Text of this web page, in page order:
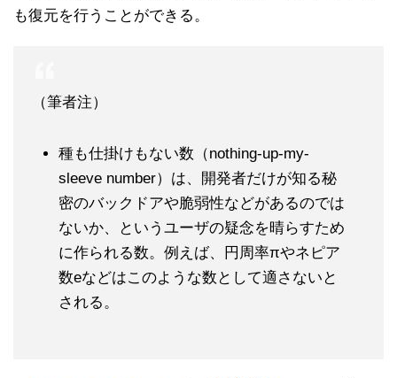
も復元を行うことができる。
（筆者注）
種も仕掛けもない数（nothing-up-my-
sleeve number）は、開発者だけが知る秘
密のバックドアや脆弱性などがあるのでは
ないか、というユーザの疑念を晴らすため
に作られる数。例えば、円周率πやネピア
数eなどはこのような数として適さないと
される。